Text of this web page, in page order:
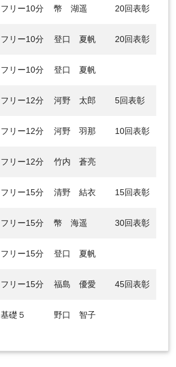
フリー10分 幣 湖遥 20回表彰
フリー10分 登口 夏帆 20回表彰
フリー10分 登口 夏帆
フリー12分 河野 太郎 5回表彰
フリー12分 河野 羽那 10回表彰
フリー12分 竹内 蒼亮
フリー15分 清野 結衣 15回表彰
フリー15分 幣 海遥 30回表彰
フリー15分 登口 夏帆
フリー15分 福島 優愛 45回表彰
基礎５ 野口 智子